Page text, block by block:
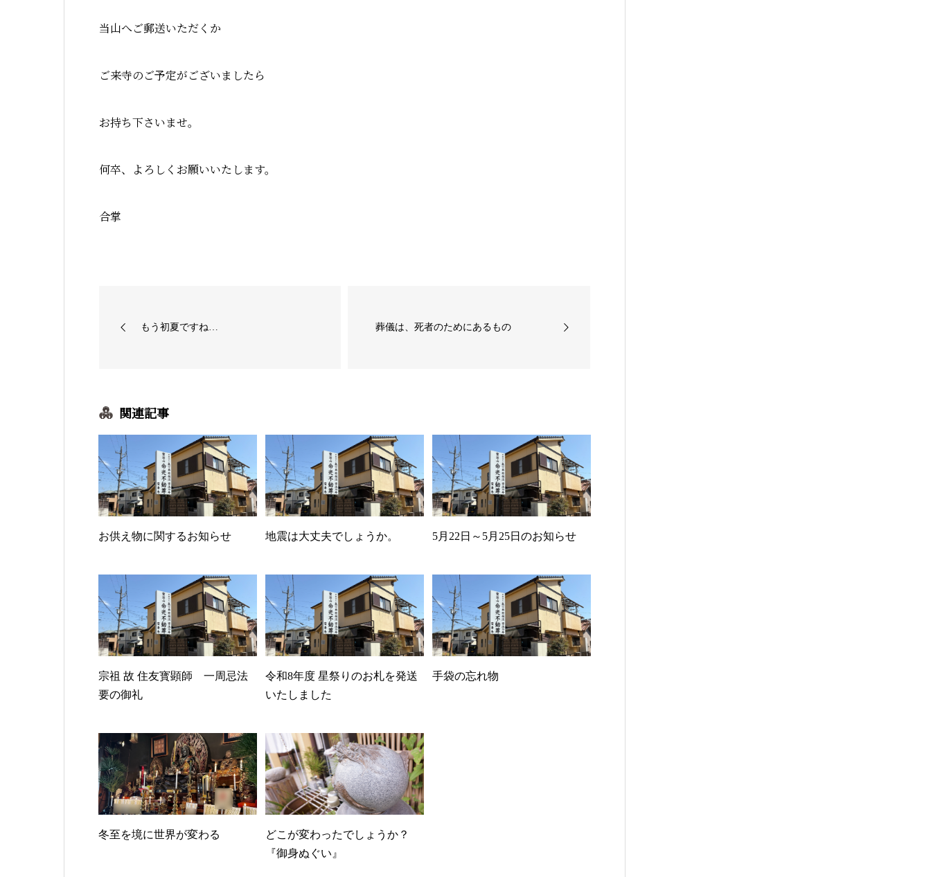
当山へご郵送いただくか
ご来寺のご予定がございましたら
お持ち下さいませ。
何卒、よろしくお願いいたします。
合掌
もう初夏ですね… 葬儀は、死者のためにあるもの
関連記事
お供え物に関するお知らせ 地震は大丈夫でしょうか。 5月22日～5月25日のお知らせ
宗祖 故 住友寳顕師 一周忌法
要の御礼
令和8年度 星祭りのお札を発送
いたしました
手袋の忘れ物
冬至を境に世界が変わる
どこが変わったでしょうか？
『御身ぬぐい』